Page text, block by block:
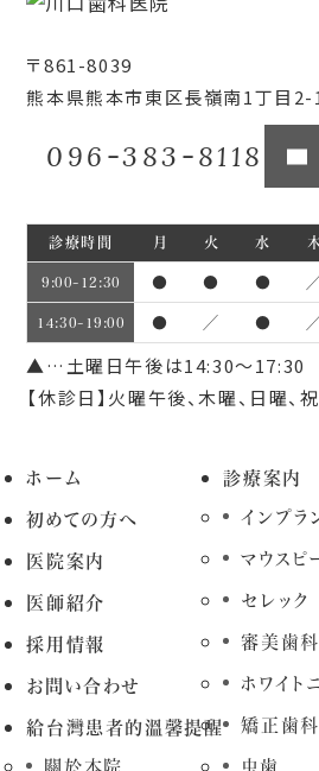
〒861-8039
熊本県熊本市東区長嶺南1丁目2-
096-383-8118
診療時間 月 火 水
9:00~12:30 ● ● ●
14:30~19:00 ● ／ ●
▲…土曜日午後は14:30～17:30
【休診日】火曜午後、木曜、日曜、
ホーム
初めての方へ
医院案内
医師紹介
採用情報
お問い合わせ
給台灣患者的溫馨提醒
關於本院
診療案内
インプラ
マウスピ
セレック
審美歯科
ホワイト
矯正歯科
虫歯